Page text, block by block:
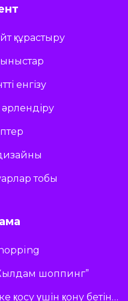
құрастыру
енгізу
тобы
шоппинг”
Контекстік жарнаманы іске қосу үшін қону бетіне арналған ұсыныстар